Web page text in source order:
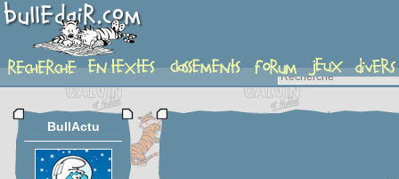
auteur
BullActu